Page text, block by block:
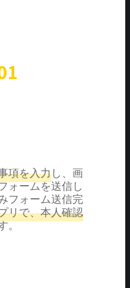
項を入力し、画
ォームを送信し
フォーム送信完
リで、本人確認
。